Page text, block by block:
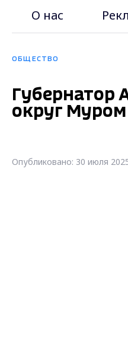
О нас
ОБЩЕСТВО
Губернатор
округ Муром
Опубликовано: 30 июля